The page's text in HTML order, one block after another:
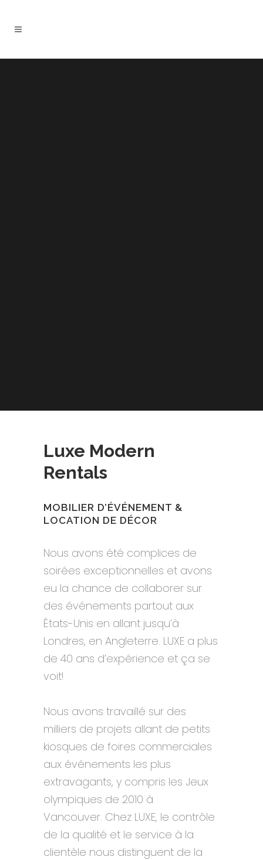
Luxe Modern
Rentals
MOBILIER D’ÉVÉNEMENT &
LOCATION DE DÉCOR
Nous avons été complices de
soirées exceptionnelles et avons
eu la chance de collaborer sur
des événements partout aux
États-Unis en allant jusqu’à
Londres, en Angleterre. LUXE a plus
de 40 ans d’expérience et ça se
voit!
Nous avons travaillé sur des
milliers de projets allant de petits
kiosques de foires commerciales
aux événements les plus
extravagants, y compris les Jeux
olympiques de 2010 à
Vancouver. Chez LUXE, le contrôle
de la qualité et le service à la
clientèle nous distinguent de la